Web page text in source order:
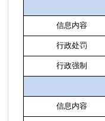
信息内容
行政处罚
行政强制
信息内容